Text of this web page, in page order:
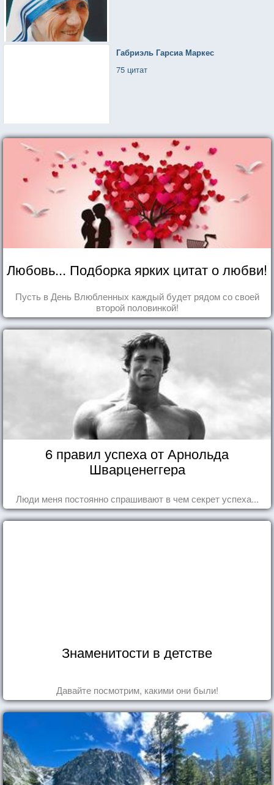
Габриэль Гарсиа Маркес
75 цитат
Любовь... Подборка ярких цитат о любви!
Пусть в День Влюбленных каждый будет рядом со своей
второй половинкой!
6 правил успеха от Арнольда
Шварценеггера
Люди меня постоянно спрашивают в чем секрет успеха...
Знаменитости в детстве
Давайте посмотрим, какими они были!